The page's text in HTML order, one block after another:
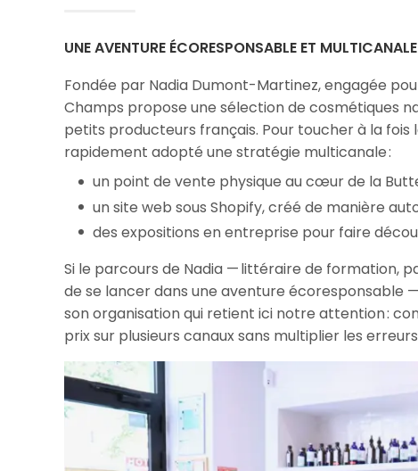
UNE AVENTURE ÉCORESPONSABLE ET MULTICANALE
Fondée par Nadia Dumont-Martinez, engagée
Champs propose une sélection de cosmétiques
petits producteurs français. Pour toucher à la fois
rapidement adopté une stratégie multicanale :
un point de vente physique au cœur de la
un site web sous Shopify, créé de manière
des expositions en entreprise pour faire
Si le parcours de Nadia — littéraire de formation,
de se lancer dans une aventure écoresponsable
son organisation qui retient ici notre attention :
prix sur plusieurs canaux sans multiplier les